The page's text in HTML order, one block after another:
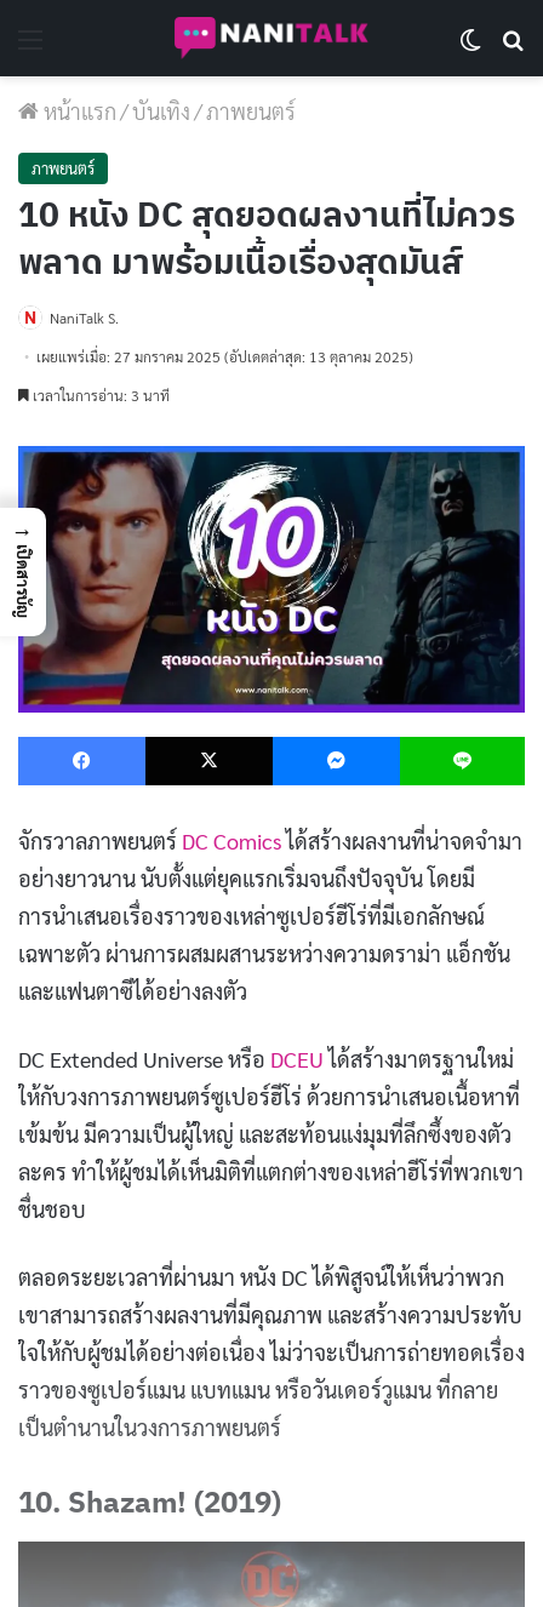
หน้าแรก/บันเทิง/ภาพยนตร์
ภาพยนตร์
10 หนัง DC สุดยอดผลงานที่ไม่ควร
พลาด มาพร้อมเนื้อเรื่องสุดมันส์
NaniTalk S.
เผยแพร่เมื่อ: 27 มกราคม 2025 (อัปเดตล่าสุด: 13 ตุลาคม 2025)
เวลาในการอ่าน: 3 นาที
Facebook X Messenger
จักรวาลภาพยนตร์ DC Comicsได้สร้างผลงานที่น่าจดจำมา
อย่างยาวนาน นับตั้งแต่ยุคแรกเริ่มจนถึงปัจจุบัน โดยมี
การนำเสนอเรื่องราวของเหล่าซูเปอร์ฮีโร่ที่มีเอกลักษณ์
เฉพาะตัว ผ่านการผสมผสานระหว่างความดราม่า แอ็กชัน
และแฟนตาซีได้อย่างลงตัว
DC Extended Universe หรือ DCEUได้สร้างมาตรฐานใหม่
ให้กับวงการภาพยนตร์ซูเปอร์ฮีโร่ ด้วยการนำเสนอเนื้อหาที่
เข้มข้น มีความเป็นผู้ใหญ่ และสะท้อนแง่มุมที่ลึกซึ้งของตัว
ละคร ทำให้ผู้ชมได้เห็นมิติที่แตกต่างของเหล่าฮีโร่ที่พวกเขา
ชื่นชอบ
ตลอดระยะเวลาที่ผ่านมา หนัง DC ได้พิสูจน์ให้เห็นว่าพวก
เขาสามารถสร้างผลงานที่มีคุณภาพ และสร้างความประทับ
ใจให้กับผู้ชมได้อย่างต่อเนื่อง ไม่ว่าจะเป็นการถ่ายทอดเรื่อง
ราวของซูเปอร์แมน แบทแมน หรือวันเดอร์วูแมน ที่กลาย
เป็นตำนานในวงการภาพยนตร์
10. Shazam! (2019)
→
เปิดสารบัญ